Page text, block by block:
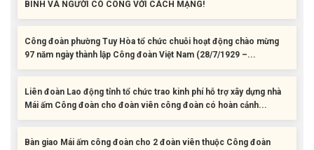
Công đoàn phường Tuy Hòa tổ chức chuỗi hoạt động chào mừng
Liên đoàn Lao động tỉnh tổ chức trao kinh phí hỗ trợ xây dựng nhà
Bàn giao Mái ấm công đoàn cho 2 đoàn viên thuộc Công đoàn